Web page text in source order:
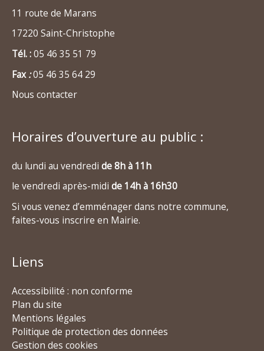
11 route de Marans
17220 Saint-Christophe
Tél. :05 46 35 51 79
Fax:05 46 35 64 29
Nous contacter
Horaires d’ouverture au public :
du lundi au vendredi de 8h à 11h
le vendredi après-midi de 14h à 16h30
Si vous venez d’emménager dans notre commune,
faites-vous inscrire en Mairie.
Liens
Accessibilité : non conforme
Plan du site
Mentions légales
Politique de protection des données
Gestion des cookies